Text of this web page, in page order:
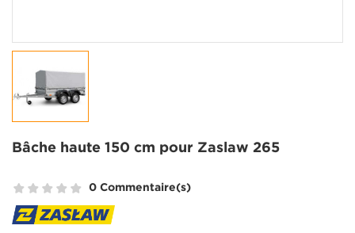
Bâche haute 150 cm pour Zaslaw 265
0 Commentaire(s)